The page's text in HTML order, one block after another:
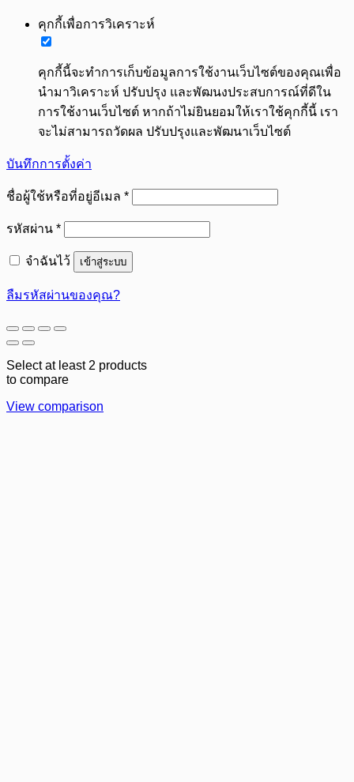
คุกกี้เพื่อการวิเคราะห์
คุกกี้นี้จะทำการเก็บข้อมูลการใช้งานเว็บไซต์ของคุณเพื่อ
นำมาวิเคราะห์ ปรับปรุง และพัฒนงประสบการณ์ที่ดีใน
การใช้งานเว็บไซต์ หากถ้าไม่ยินยอมให้เราใช้คุกกี้นี้ เรา
จะไม่สามารถวัดผล ปรับปรุงและพัฒนาเว็บไซต์
บันทึกการตั้งค่า
ชื่อผู้ใช้หรือที่อยู่อีเมล *ต้องการ
รหัสผ่าน *ต้องการ
จำฉันไว้ เข้าสู่ระบบ
ลืมรหัสผ่านของคุณ?
Select at least 2 products
to compare
View comparison